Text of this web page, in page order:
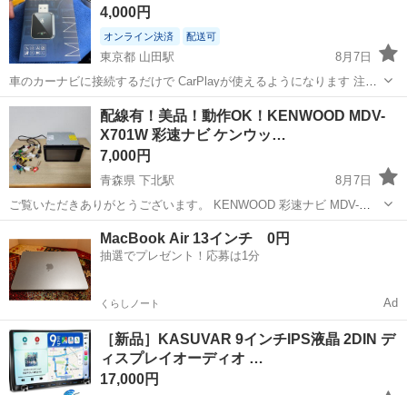
4,000円
オンライン決済 配送可
東京都 山田駅
8月7日
車のカーナビに接続するだけで CarPlayが使えるようになります 注意
事項車にUSB接続とC端子接続がある 2016年以降のカーナビに使用で
きるようになります
東京 八王子市 山田駅 カーナビ、テレビ
配線有！美品！動作OK！KENWOOD MDV-
X701W 彩速ナビ ケンウッ…
7,000円
青森県 下北駅
8月7日
ご覧いただきありがとうございます。 KENWOOD 彩速ナビ MDV-
X701W です。 付属の電源線は、ダイハツ用 10P/6Pカプラーです。
その他付属の配線は写真に写っているもののみになります。 2014年製
になりま...
カーナビ、テレビ
MacBook Air 13インチ 0円
抽選でプレゼント！応募は1分
くらしノート Ad
［新品］KASUVAR 9インチIPS液晶 2DIN デ
ィスプレイオーディオ …
17,000円